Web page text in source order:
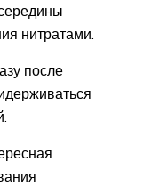
нитратами.
после